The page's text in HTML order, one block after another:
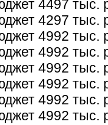
4497 тыс.
4297 тыс.
4992 тыс.
4992 тыс.
4992 тыс.
4992 тыс.
4992 тыс.
4992 тыс.